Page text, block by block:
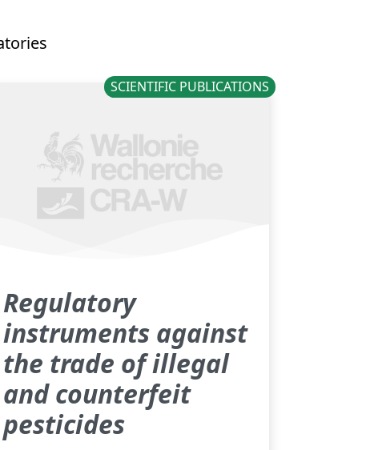
SCIENTIFIC PUBLICATIONS
Regulatory
instruments against
the trade of illegal
and counterfeit
pesticides